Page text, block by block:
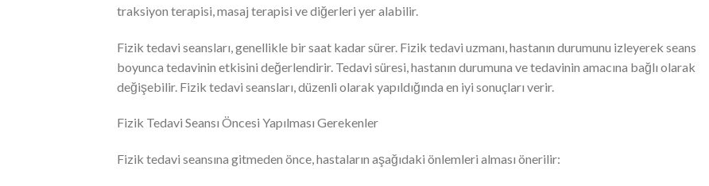
traksiyon terapisi, masaj terapisi ve diğerleri yer alabilir.
Fizik tedavi seansları, genellikle bir saat kadar sürer. Fizik tedavi uzmanı, hastanın durumunu izleyerek seans
boyunca tedavinin etkisini değerlendirir. Tedavi süresi, hastanın durumuna ve tedavinin amacına bağlı olarak
değişebilir. Fizik tedavi seansları, düzenli olarak yapıldığında en iyi sonuçları verir.
Fizik Tedavi Seansı Öncesi Yapılması Gerekenler
Fizik tedavi seansına gitmeden önce, hastaların aşağıdaki önlemleri alması önerilir: